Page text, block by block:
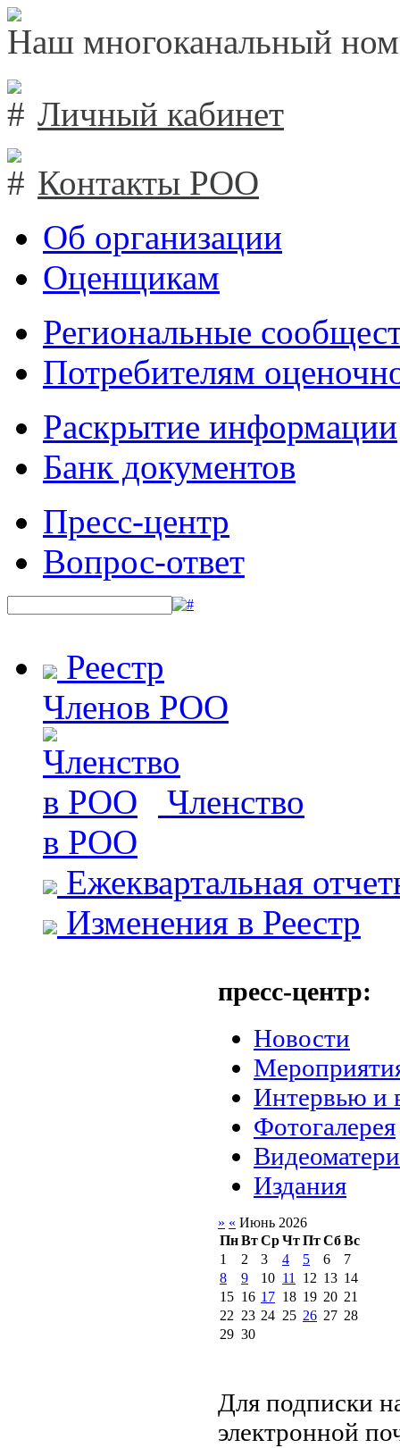
Наш многоканальный
Личный кабинет
Контакты РОО
Об организации
Оценщикам
Региональные
Потребителям
Раскрытие информации
Банк документов
Пресс-центр
Вопрос-ответ
Реестр
Членов РОО
Членство
в РОО
Ежеквартальная
Изменения в Реестр
пресс-центр:
Новости
Интервью и
Фотогалерея
Издания
» « Июнь 2026
ПнВтСрЧтПтСбВс
1
2 3 4 5 6
7
8
9 10 11 12 13 14
15 16 17 18 19 20 21
22 23 24 25 26 27 28
29 30
Для подписки
электронной